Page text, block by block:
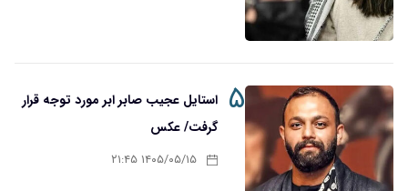
۵ استایل عجیب صابر ابر مورد توجه قرار
گرفت/ عکس
۱۴۰۵/۰۵/۱۵ ۲۱:۴۵